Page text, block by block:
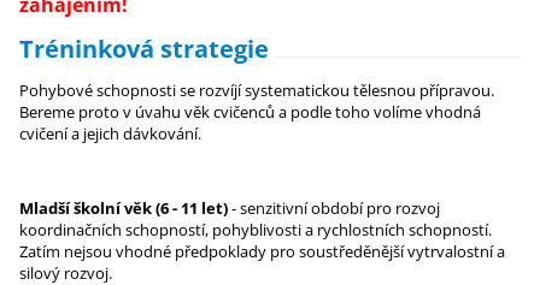
Tréninková strategie
Pohybové schopnosti se rozvíjí systematickou tělesnou přípravou.
Bereme proto v úvahu věk cvičenců a podle toho volíme vhodná
cvičení a jejich dávkování.
Mladší školní věk (6 - 11 let)- senzitivní období pro rozvoj
koordinačních schopností, pohyblivosti a rychlostních schopností.
Zatím nejsou vhodné předpoklady pro soustředěnější vytrvalostní a
silový rozvoj.